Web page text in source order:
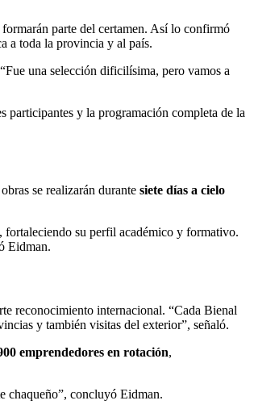
parte del certamen. Así lo confirmó
a toda la provincia y al país.
una selección dificilísima, pero vamos a
participantes y la programación completa de la
se realizarán durante siete días a cielo
, fortaleciendo su perfil académico y formativo.
Eidman.
reconocimiento internacional. “Cada Bienal
y también visitas del exterior”, señaló.
emprendedores en rotación,
chaqueño”, concluyó Eidman.